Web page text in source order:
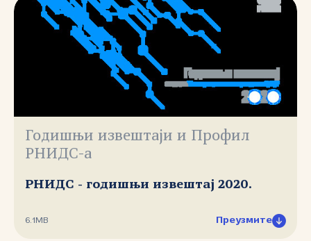
Годишњи извештаји и Профил
РНИДС-а
РНИДС - годишњи извештај 2020.
6.1MB Преузмите